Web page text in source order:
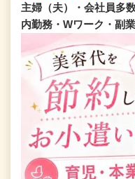
主婦（夫）・会社員多
内勤務・Wワーク・副